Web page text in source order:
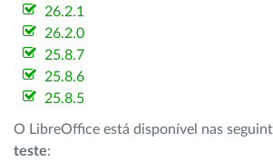
26.2.1
26.2.0
25.8.7
25.8.6
25.8.5
O LibreOffice está disponível nas
teste: